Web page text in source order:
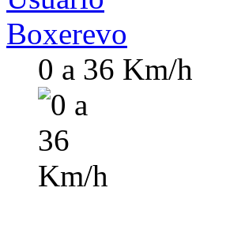
Boxerevo
0 a 36 Km/h